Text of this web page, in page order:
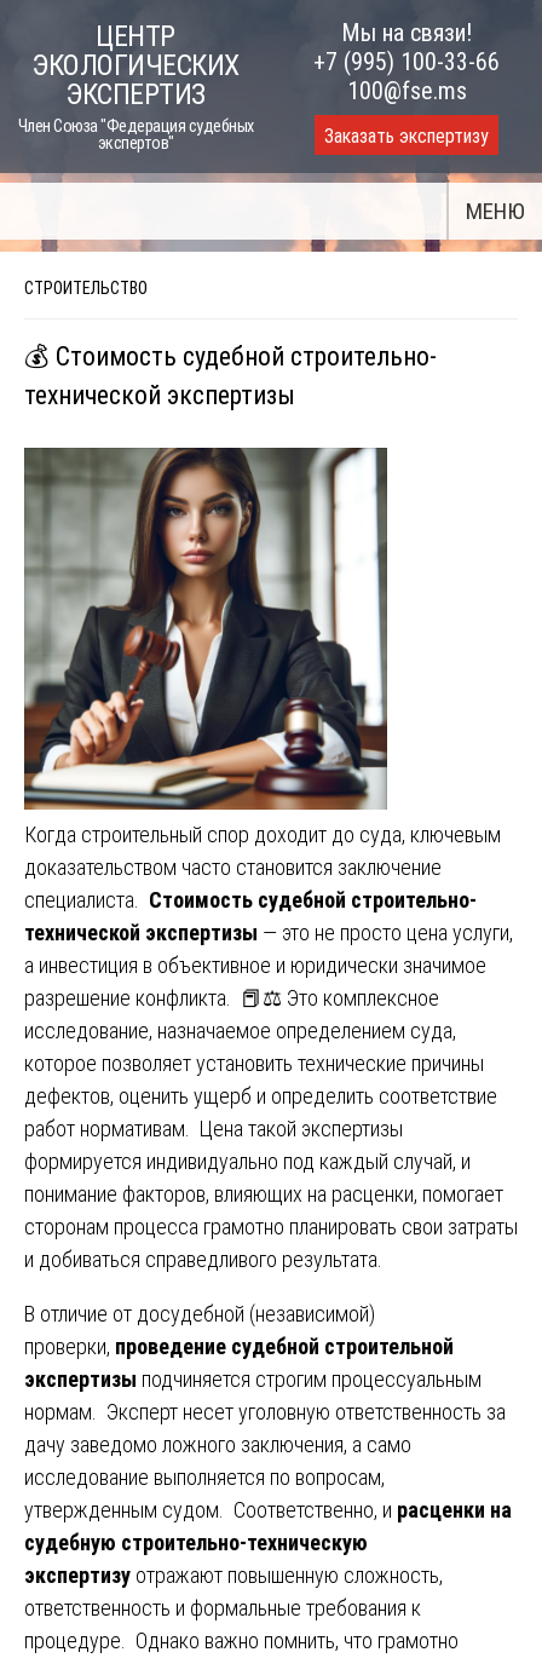
content
ЦЕНТР
ЭКОЛОГИЧЕСКИХ
ЭКСПЕРТИЗ
Член Союза "Федерация судебных
экспертов"
Мы на связи!
+7 (995) 100-33-66
100@fse.ms
Заказать экспертизу
МЕНЮ
СТРОИТЕЛЬСТВО
💰 Стоимость судебной строительно-
технической экспертизы
Когда строительный спор доходит до суда, ключевым
доказательством часто становится заключение
специалиста. Стоимость судебной строительно-
технической экспертизы — это не просто цена услуги,
а инвестиция в объективное и юридически значимое
разрешение конфликта. 📕⚖️ Это комплексное
исследование, назначаемое определением суда,
которое позволяет установить технические причины
дефектов, оценить ущерб и определить соответствие
работ нормативам. Цена такой экспертизы
формируется индивидуально под каждый случай, и
понимание факторов, влияющих на расценки, помогает
сторонам процесса грамотно планировать свои затраты
и добиваться справедливого результата.
В отличие от досудебной (независимой)
проверки, проведение судебной строительной
экспертизы подчиняется строгим процессуальным
нормам. Эксперт несет уголовную ответственность за
дачу заведомо ложного заключения, а само
исследование выполняется по вопросам,
утвержденным судом. Соответственно, и расценки на
судебную строительно-техническую
экспертизу отражают повышенную сложность,
ответственность и формальные требования к
процедуре. Однако важно помнить, что грамотно